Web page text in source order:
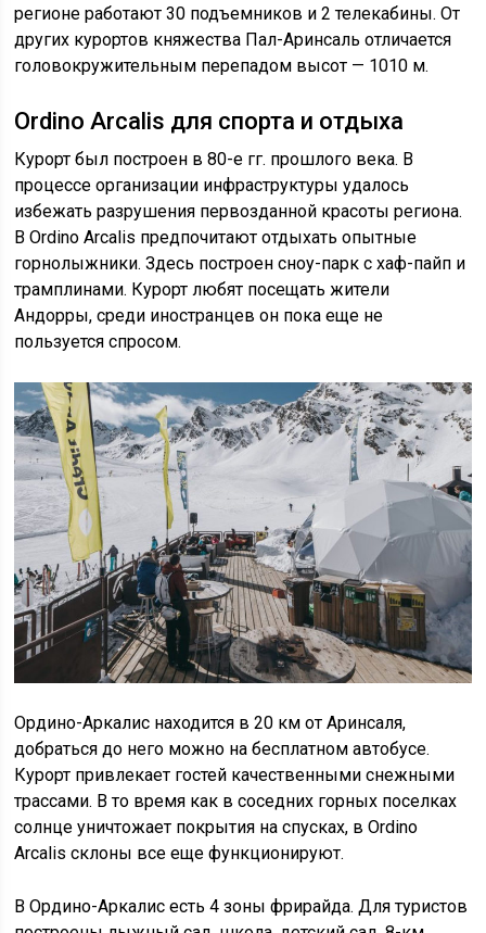
регионе работают 30 подъемников и 2 телекабины. От
других курортов княжества Пал-Аринсаль отличается
головокружительным перепадом высот — 1010 м.
Ordino Arcalis для спорта и отдыха
Курорт был построен в 80-е гг. прошлого века. В
процессе организации инфраструктуры удалось
избежать разрушения первозданной красоты региона.
В Ordino Arcalis предпочитают отдыхать опытные
горнолыжники. Здесь построен сноу-парк с хаф-пайп и
трамплинами. Курорт любят посещать жители
Андорры, среди иностранцев он пока еще не
пользуется спросом.
Ордино-Аркалис находится в 20 км от Аринсаля,
добраться до него можно на бесплатном автобусе.
Курорт привлекает гостей качественными снежными
трассами. В то время как в соседних горных поселках
солнце уничтожает покрытия на спусках, в Ordino
Arcalis склоны все еще функционируют.
В Ордино-Аркалис есть 4 зоны фрирайда. Для туристов